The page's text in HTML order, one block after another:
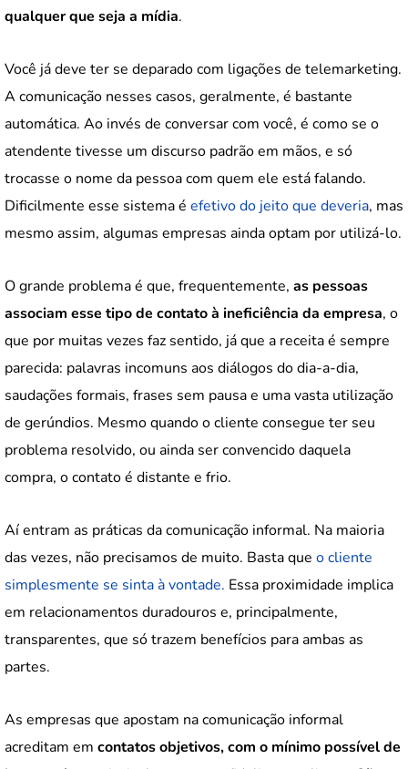
qualquer que seja a mídia.
Você já deve ter se deparado com ligações de telemarketing.
A comunicação nesses casos, geralmente, é bastante
automática. Ao invés de conversar com você, é como se o
atendente tivesse um discurso padrão em mãos, e só
trocasse o nome da pessoa com quem ele está falando.
Dificilmente esse sistema é efetivo do jeito que deveria, mas
mesmo assim, algumas empresas ainda optam por utilizá-lo.
O grande problema é que, frequentemente, as pessoas
associam esse tipo de contato à ineficiência da empresa, o
que por muitas vezes faz sentido, já que a receita é sempre
parecida: palavras incomuns aos diálogos do dia-a-dia,
saudações formais, frases sem pausa e uma vasta utilização
de gerúndios. Mesmo quando o cliente consegue ter seu
problema resolvido, ou ainda ser convencido daquela
compra, o contato é distante e frio.
Aí entram as práticas da comunicação informal. Na maioria
das vezes, não precisamos de muito. Basta que o cliente
simplesmente se sinta à vontade. Essa proximidade implica
em relacionamentos duradouros e, principalmente,
transparentes, que só trazem benefícios para ambas as
partes.
As empresas que apostam na comunicação informal
acreditam em contatos objetivos, com o mínimo possível de